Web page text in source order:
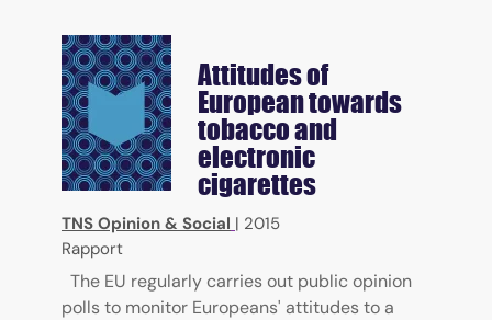
Attitudes of
European towards
tobacco and
electronic
cigarettes
TNS Opinion & Social | 2015
Rapport
The EU regularly carries out public opinion
polls to monitor Europeans' attitudes to a